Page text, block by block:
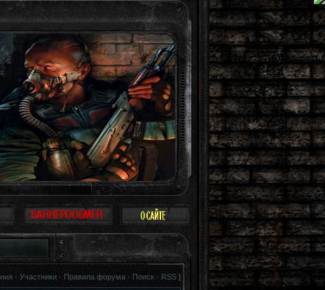
как птица. Можно не воспринимать Зону всерьез, многие так и
· Участники · Правила форума · Поиск · RSS ]